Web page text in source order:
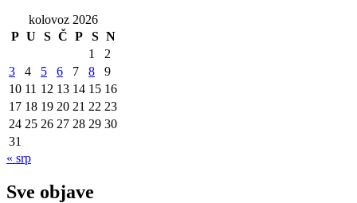
kolovoz 2026
P U S Č P S N
1
2
3
4 5 6 7 8
9
10 11 12 13 14 15 16
17 18 19 20 21 22 23
24 25 26 27 28 29 30
31
« srp
Sve objave